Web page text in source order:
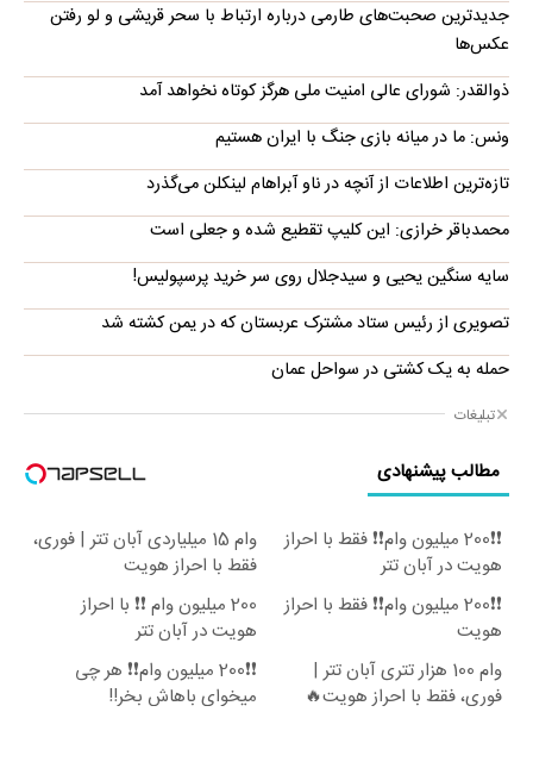
جدیدترین صحبت‌های طارمی درباره ارتباط با سحر قریشی و لو رفتن
عکس‌ها
ذوالقدر: شورای عالی امنیت ملی هرگز کوتاه نخواهد آمد
ونس: ما در میانه بازی جنگ با ایران هستیم
تازه‌ترین اطلاعات از آنچه در ناو آبراهام لینکلن می‌گذرد
محمدباقر خرازی: این کلیپ تقطیع شده و جعلی است
سایه سنگین یحیی و سیدجلال روی سر خرید پرسپولیس!
تصویری از رئیس ستاد مشترک عربستان که در یمن کشته شد
حمله به یک کشتی در سواحل عمان
تبلیغات
مطالب پیشنهادی
❗❗200 میلیون وام❗❗ فقط با احراز
هویت در آبان تتر
وام 15 میلیاردی آبان تتر | فوری،
فقط با احراز هویت
❗❗200 میلیون وام❗❗ فقط با احراز
هویت
200 میلیون وام ❗❗ با احراز
هویت در آبان تتر
وام 100 هزار تتری آبان تتر |
فوری، فقط با احراز هویت🔥
❗❗200 میلیون وام❗❗ هر چی
میخوای باهاش بخر!!